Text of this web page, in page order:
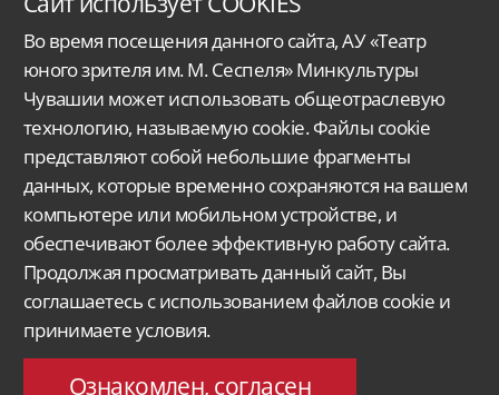
Автономное учреждение Чувашской Республики«Чувашский государственный
ордена Дружбы народовтеатр юного зрителя им. М. Сеспеля»Министерства
культуры, по делам национальностей и архивного дела Чувашской Республики.
Версия для слабовидящих Поиск...
428015, Чебоксары,
Московский проспект 33/9
molt@rchuv.ru
Касса: +7 8352 45-00-34
Во время посещения данного сайта, АУ «Театр
юного зрителя им. М. Сеспеля» Минкультуры
Чувашии может использовать общеотраслевую
технологию, называемую cookie. Файлы cookie
представляют собой небольшие фрагменты
данных, которые временно сохраняются на вашем
компьютере или мобильном устройстве, и
обеспечивают более эффективную работу сайта.
Продолжая просматривать данный сайт, Вы
соглашаетесь с использованием файлов cookie и
принимаете условия.
Ознакомлен, согласен